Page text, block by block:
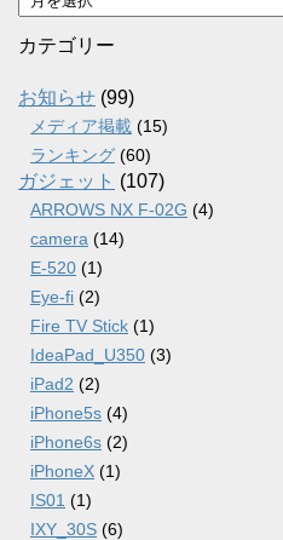
ー
カ
ブ
カテゴリー
お知らせ (99)
メディア掲載 (15)
ランキング (60)
ガジェット (107)
ARROWS NX F-02G (4)
camera (14)
E-520 (1)
Eye-fi (2)
Fire TV Stick (1)
IdeaPad_U350 (3)
iPad2 (2)
iPhone5s (4)
iPhone6s (2)
iPhoneX (1)
IS01 (1)
IXY_30S (6)